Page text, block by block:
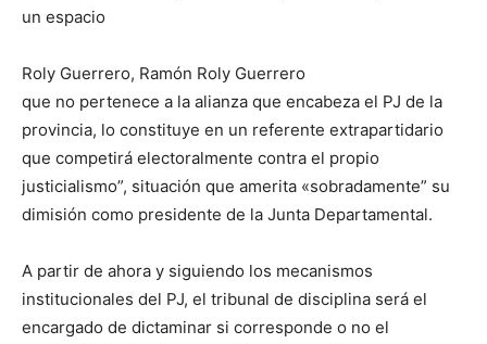
un espacio
Roly Guerrero, Ramón Roly Guerrero
que no pertenece a la alianza que encabeza el PJ de la
provincia, lo constituye en un referente extrapartidario
que competirá electoralmente contra el propio
justicialismo”, situación que amerita «sobradamente” su
dimisión como presidente de la Junta Departamental.
A partir de ahora y siguiendo los mecanismos
institucionales del PJ, el tribunal de disciplina será el
encargado de dictaminar si corresponde o no el